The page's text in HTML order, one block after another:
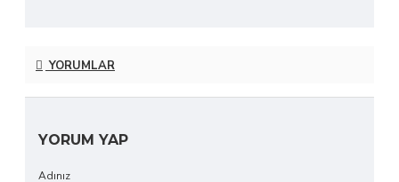
YORUMLAR
YORUM YAP
Adınız